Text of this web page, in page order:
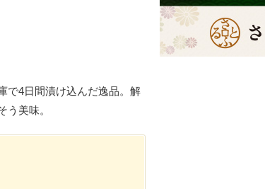
で4日間漬け込んだ逸品。解
美味。